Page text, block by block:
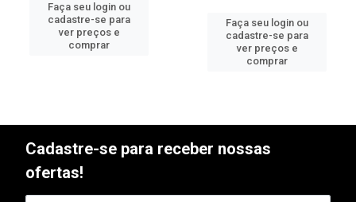
Faça seu login ou
cadastre-se para
ver preços e
comprar
Faça seu login ou
cadastre-se para
ver preços e
comprar
Cadastre-se para receber nossas
ofertas!